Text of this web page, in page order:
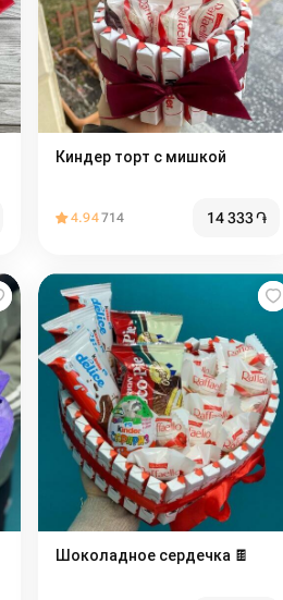
Киндер торт с мишкой
4.94714 14 333֏
Шоколадное сердечка 🍫